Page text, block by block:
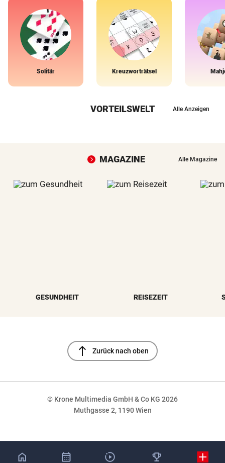
Solitär Kreuzworträtsel
VORTEILSWELT Alle Anzeigen
MAGAZINE Alle Magazine
GESUNDHEIT REISEZEIT
north Zurück nach oben
© Krone Multimedia GmbH & Co KG 2026
Muthgasse 2, 1190 Wien
NaN%